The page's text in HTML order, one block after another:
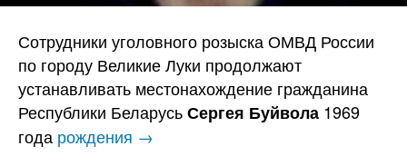
Сотрудники уголовного розыска ОМВД России
по городу Великие Луки продолжают
устанавливать местонахождение гражданина
Республики БеларусьСергея Буйвола 1969
года рождения →